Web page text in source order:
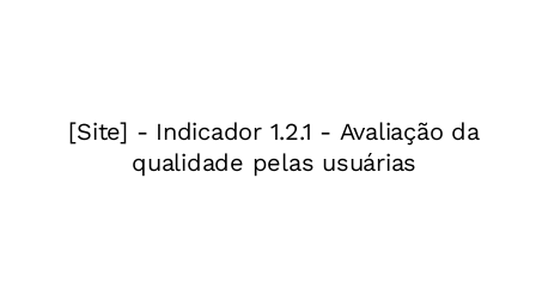
para os professores que lidam com produção
de texto no Brasil. "Valem o raciocínio e as